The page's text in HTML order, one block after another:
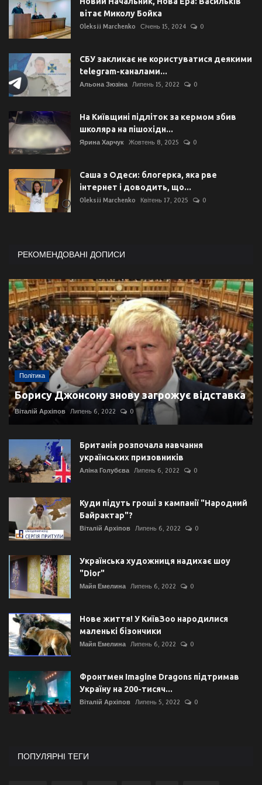
вітає Миколу Бойка
Oleksii Marchenko Січень 15, 2024 0
СБУ закликає не користуватися деякими
telegram-каналами...
Альона Зюзіна Липень 15, 2022 0
На Київщині підліток за кермом збив
школяра на пішохідн...
Ярина Харчук Жовтень 8, 2025 0
Саша з Одеси: блогерка, яка рве
інтернет і доводить, що...
Oleksii Marchenko Квітень 17, 2025 0
РЕКОМЕНДОВАНІ ДОПИСИ
Політика
Борису Джонсону знову загрожує відставка
Віталій Архіпов Липень 6, 2022 0
Британія розпочала навчання
українських призовників
Аліна Голубєва Липень 6, 2022 0
Куди підуть гроші з кампанії "Народний
Байрактар"?
Віталій Архіпов Липень 6, 2022 0
Українська художниця надихає шоу
"Dior"
Майя Емелина Липень 6, 2022 0
Нове життя! У КиївЗоо народилися
маленькі бізончики
Майя Емелина Липень 6, 2022 0
Фронтмен Imagine Dragons підтримав
Україну на 200-тисяч...
Віталій Архіпов Липень 5, 2022 0
ПОПУЛЯРНІ ТЕГИ